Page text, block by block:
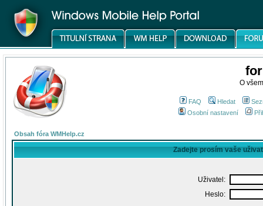
O
FAQ Hledat
Osobní nastavení
Obsah fóra WMHelp.cz
Zadejte prosím vaše
Uživatel:
Heslo: